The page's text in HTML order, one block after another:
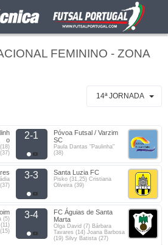
FEMININO - ZONA
14ª JORNADA
o
2-1
Póvoa Futsal / Varzim
SC
Paula Dantas "Paulinha"
(38)
3-3 Santa Luzia FC
Pisko (31,25) Cristiana
Oliveira (39)
(5)
3-4
FC Águias de Santa
Marta
Olga David (7) Bárbara
Tavares (14) Joana Barbosa
(19) Silvy Batista (27)